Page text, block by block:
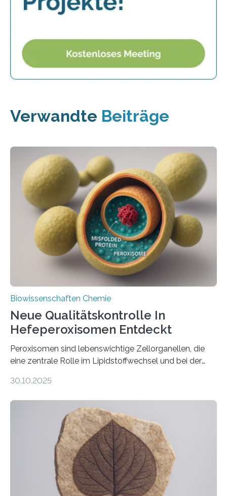
Verwandte Beiträge
Biowissenschaften Chemie
Neue Qualitätskontrolle In
Hefeperoxisomen Entdeckt
Peroxisomen sind lebenswichtige Zellorganellen, die
eine zentrale Rolle im Lipidstoffwechsel und bei der
erfüllen können, müssen zahlreiche Enzyme präzise in
der Ruhr-Universität Bochum um Prof. Dr. Ralf Erdmann
und Dr. Ismaila Francis Yusuf hat nun einen bislang
unbekannten Qualitätskontrollmechanismus des
peroxisomalen Proteintransports in der Bäckerhefe
Saccharomyces cerevisiae entdeckt, der für die
Funktionsfähigkeit der Organellen entscheidend ist. Die
Studie wurde am 28. Oktober 2025 in der
30.10.2025